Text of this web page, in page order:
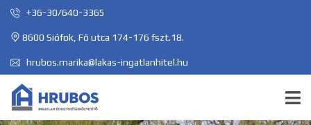
+36-30/640-3365
8600 Siófok, Fő utca 174-176 fszt.18.
hrubos.marika@lakas-ingatlanhitel.hu